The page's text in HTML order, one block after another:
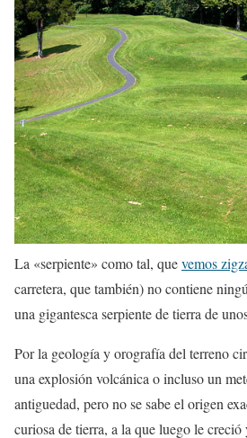
La «serpiente» como tal, quevemos
carretera, que también) no contiene
una gigantesca serpiente de tierra de
Por la geología y orografía del terreno
una explosión volcánica o incluso un
antiguedad, pero no se sabe el origen
curiosa de tierra, a la que luego le creció